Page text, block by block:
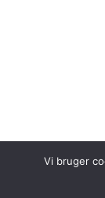
Vi bruger